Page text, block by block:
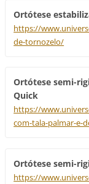
Ortótese
https://
de-tornozelo/
Ortótese semi-
Quick
https://
com-tala-palmar-e-
Ortótese semi-
https://